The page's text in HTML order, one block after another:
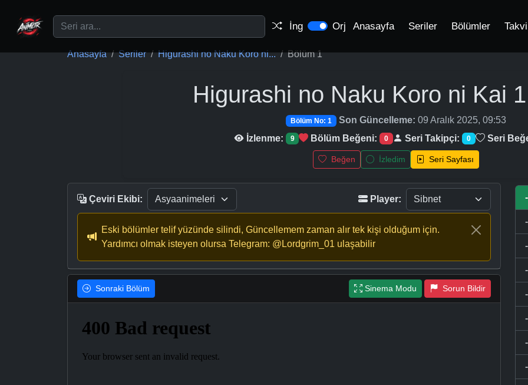
İng Orj Anasayfa Seriler Bölümler
Anasayfa Seriler Higurashi no Naku Koro ni... Bölüm 1
Higurashi no Naku Koro ni Kai
Bölüm No: 1 Son Güncelleme: 09 Aralık 2025, 09:53
İzlenme:
9 Bölüm Beğeni: 0 Seri Takipçi: 0 Seri
Beğen İzledim Seri Sayfası
Çeviri Ekibi: Player:
Eski bölümler telif yüzünde silindi, Güncellemem zaman alır tek kişi olduğum için.
Yardımcı olmak isteyen olursa Telegram: @Lordgrim_01 ulaşabilir
Sonraki Bölüm Sinema Modu Sorun Bildir